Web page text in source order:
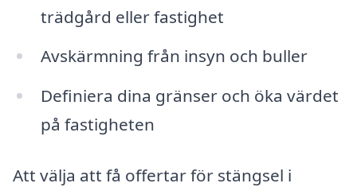
trädgård eller fastighet
Avskärmning från insyn och buller
Definiera dina gränser och öka värdet
på fastigheten
Att välja att få offertar för stängsel i